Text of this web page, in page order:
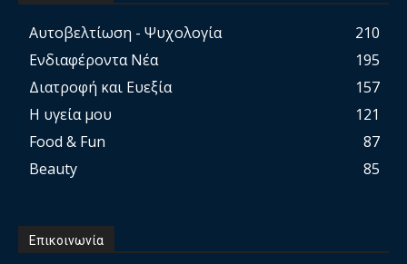
Αυτοβελτίωση - Ψυχολογία
210
Ενδιαφέροντα Νέα
195
Διατροφή και Ευεξία
157
Η υγεία μου
121
Food & Fun
87
Beauty
85
Επικοινωνία